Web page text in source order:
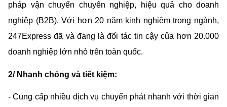
pháp vận chuyển chuyên nghiệp, hiệu quả cho doanh
nghiệp (B2B). Với hơn 20 năm kinh nghiệm trong ngành,
247Express đã và đang là đối tác tin cậy của hơn 20.000
doanh nghiệp lớn nhỏ trên toàn quốc.
2/ Nhanh chóng và tiết kiệm:
- Cung cấp nhiều dịch vụ chuyển phát nhanh với thời gian